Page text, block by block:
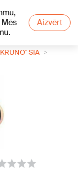
Aizvērt
SIA